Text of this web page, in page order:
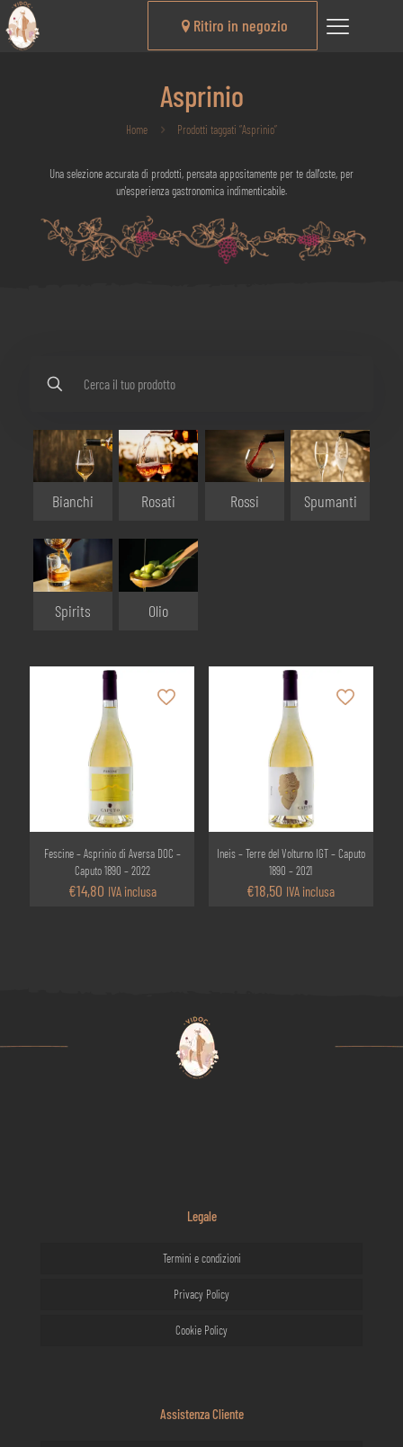
Ritiro in negozio
Asprinio
Home Prodotti taggati “Asprinio”
Una selezione accurata di prodotti, pensata appositamente per te dall'oste, per
un'esperienza gastronomica indimenticabile.
Bianchi Rosati Rossi Spumanti
Spirits Olio
Fescine – Asprinio di Aversa DOC –
Caputo 1890 – 2022
€14,80 IVA inclusa
Ineis – Terre del Volturno IGT – Caputo
1890 – 2021
€18,50 IVA inclusa
Legale
Termini e condizioni
Privacy Policy
Cookie Policy
Assistenza Cliente